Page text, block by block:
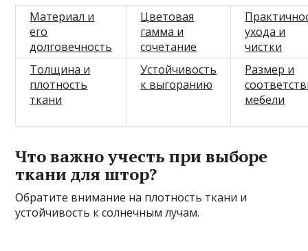
Материал и
его
долговечность
Цветовая
гамма и
сочетание
ухода и
чистки
Толщина и
плотность
ткани
Устойчивость
к выгоранию
Размер и
мебели
Что важно учесть при выборе
ткани для штор?
Обратите внимание на плотность ткани и
устойчивость к солнечным лучам.